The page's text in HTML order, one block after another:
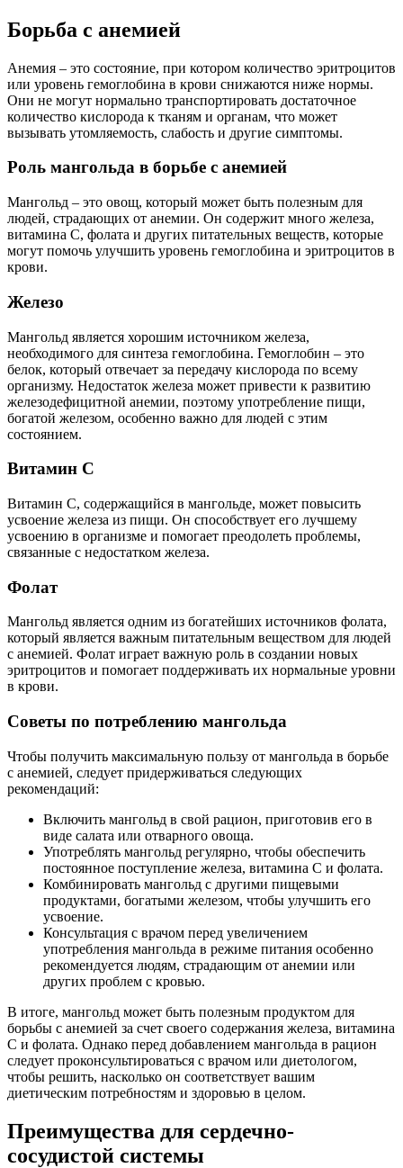
Борьба с анемией
Анемия – это состояние, при котором количество эритроцитов
или уровень гемоглобина в крови снижаются ниже нормы.
Они не могут нормально транспортировать достаточное
количество кислорода к тканям и органам, что может
вызывать утомляемость, слабость и другие симптомы.
Роль мангольда в борьбе с анемией
Мангольд – это овощ, который может быть полезным для
людей, страдающих от анемии. Он содержит много железа,
витамина C, фолата и других питательных веществ, которые
могут помочь улучшить уровень гемоглобина и эритроцитов в
крови.
Железо
Мангольд является хорошим источником железа,
необходимого для синтеза гемоглобина. Гемоглобин – это
белок, который отвечает за передачу кислорода по всему
организму. Недостаток железа может привести к развитию
железодефицитной анемии, поэтому употребление пищи,
богатой железом, особенно важно для людей с этим
состоянием.
Витамин C
Витамин C, содержащийся в мангольде, может повысить
усвоение железа из пищи. Он способствует его лучшему
усвоению в организме и помогает преодолеть проблемы,
связанные с недостатком железа.
Фолат
Мангольд является одним из богатейших источников фолата,
который является важным питательным веществом для людей
с анемией. Фолат играет важную роль в создании новых
эритроцитов и помогает поддерживать их нормальные уровни
в крови.
Советы по потреблению мангольда
Чтобы получить максимальную пользу от мангольда в борьбе
с анемией, следует придерживаться следующих
рекомендаций:
Включить мангольд в свой рацион, приготовив его в
виде салата или отварного овоща.
Употреблять мангольд регулярно, чтобы обеспечить
постоянное поступление железа, витамина C и фолата.
Комбинировать мангольд с другими пищевыми
продуктами, богатыми железом, чтобы улучшить его
усвоение.
Консультация с врачом перед увеличением
употребления мангольда в режиме питания особенно
рекомендуется людям, страдающим от анемии или
других проблем с кровью.
В итоге, мангольд может быть полезным продуктом для
борьбы с анемией за счет своего содержания железа, витамина
C и фолата. Однако перед добавлением мангольда в рацион
следует проконсультироваться с врачом или диетологом,
чтобы решить, насколько он соответствует вашим
диетическим потребностям и здоровью в целом.
Преимущества для сердечно-
сосудистой системы